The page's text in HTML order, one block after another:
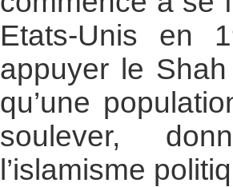
Etats-Unis en
appuyer le
qu’une
soulever,
l’islamisme